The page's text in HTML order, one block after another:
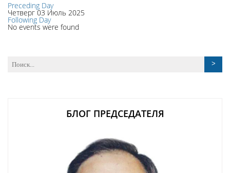
Preceding Day
Четверг 03 Июль 2025
Following Day
No events were found
БЛОГ ПРЕДСЕДАТЕЛЯ